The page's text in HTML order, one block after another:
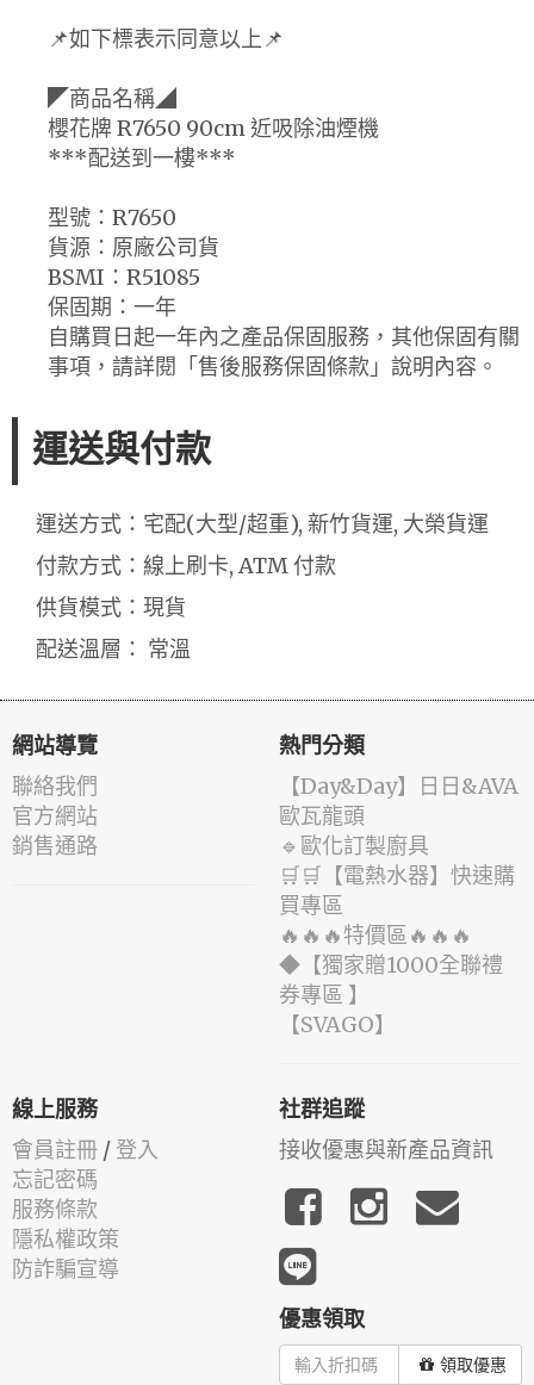
📌如下標表示同意以上📌
◤商品名稱◢
櫻花牌 R7650 90cm 近吸除油煙機
***配送到一樓***
型號：R7650
貨源：原廠公司貨
BSMI：R51085
保固期：一年
自購買日起一年內之產品保固服務，其他保固有關
事項，請詳閱「售後服務保固條款」說明內容。
運送與付款
運送方式：宅配(大型/超重), 新竹貨運, 大榮貨運
付款方式：線上刷卡, ATM 付款
供貨模式：現貨
配送溫層： 常溫
網站導覽
聯絡我們
官方網站
銷售通路
熱門分類
️【Day&Day】️日日&AVA
歐瓦龍頭
🔹歐化訂製廚具
🛒🛒【電熱水器】快速購
買專區
🔥🔥🔥特價區🔥🔥🔥
◆【獨家贈1000全聯禮
券專區 】
️【SVAGO】️
線上服務
會員註冊 / 登入
忘記密碼
服務條款
隱私權政策
防詐騙宣導
社群追蹤
接收優惠與新產品資訊
優惠領取
領取優惠